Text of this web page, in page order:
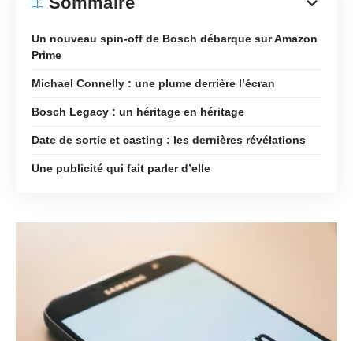
Un nouveau spin-off de Bosch débarque sur Amazon
Prime
Michael Connelly : une plume derrière l’écran
Bosch Legacy : un héritage en héritage
Date de sortie et casting : les dernières révélations
Une publicité qui fait parler d’elle